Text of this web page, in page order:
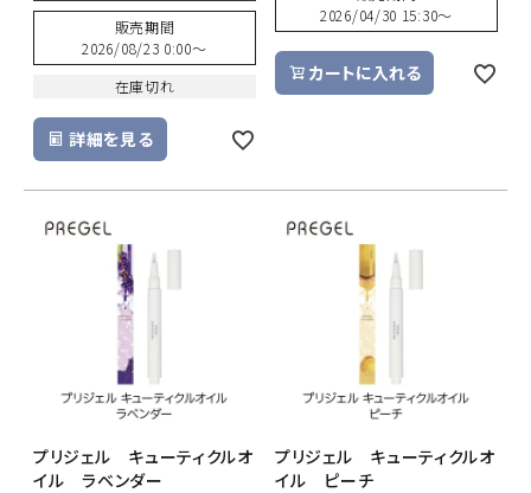
販売期間
2026/08/23 0:00〜
在庫切れ
詳細を見る
2026/04/30 15:30〜
カートに入れる
プリジェル キューティクルオ
イル ラベンダー
プリジェル キューティクルオ
イル ピーチ